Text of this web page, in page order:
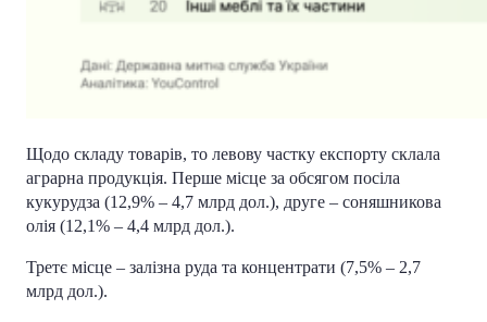
Щодо складу товарів, то левову частку експорту склала
аграрна продукція. Перше місце за обсягом посіла
кукурудза (12,9% – 4,7 млрд дол.), друге – соняшникова
олія (12,1% – 4,4 млрд дол.).
Третє місце – залізна руда та концентрати (7,5% – 2,7
млрд дол.).